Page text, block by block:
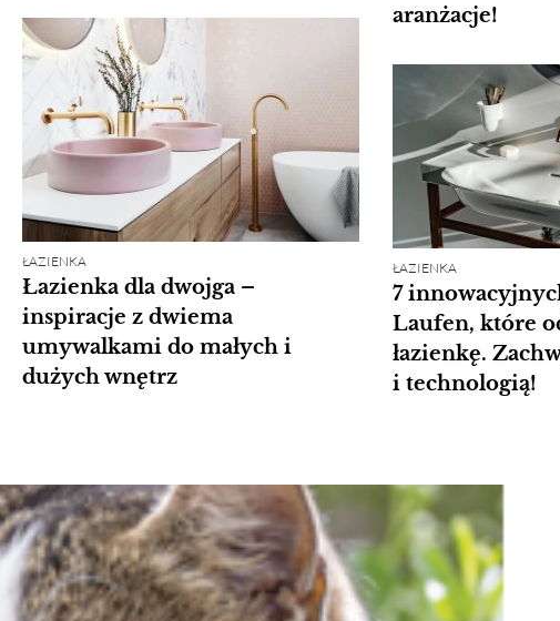
aranżacje!
ŁAZIENKA
Łazienka dla dwojga –
inspiracje z dwiema
umywalkami do małych i
dużych wnętrz
ŁAZIENKA
7
Laufen, które
łazienkę.
i technologią!